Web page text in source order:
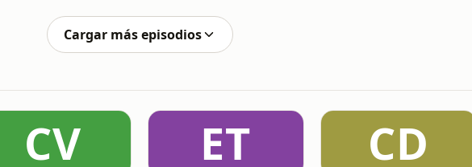
Cargar más episodios
CV ET CD